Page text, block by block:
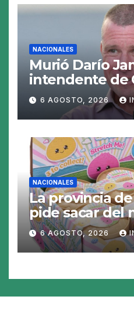
NACIONALES
Murió Darío
intendente de
6 AGOSTO, 2026
NACIONALES
La provincia
pide sacar del
«Squeezy
juguete
6 AGOSTO, 2026